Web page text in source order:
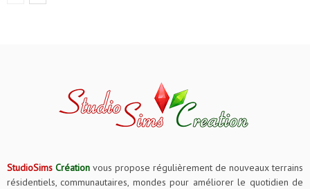
StudioSims Création vous propose régulièrement de nouveaux terrains
résidentiels, communautaires, mondes pour améliorer le quotidien de